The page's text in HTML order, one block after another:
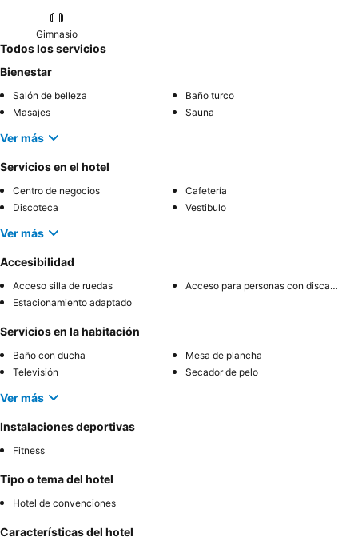
Gimnasio
Todos los servicios
Bienestar
Salón de belleza
Baño turco
Masajes
Sauna
Ver más
Servicios en el hotel
Centro de negocios
Cafetería
Discoteca
Vestibulo
Ver más
Accesibilidad
Acceso silla de ruedas
Acceso para personas con discapacidad
Estacionamiento adaptado
Servicios en la habitación
Baño con ducha
Mesa de plancha
Televisión
Secador de pelo
Ver más
Instalaciones deportivas
Fitness
Tipo o tema del hotel
Hotel de convenciones
Características del hotel